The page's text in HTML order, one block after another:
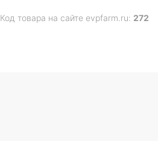
Код товара на сайте evpfarm.ru: 272